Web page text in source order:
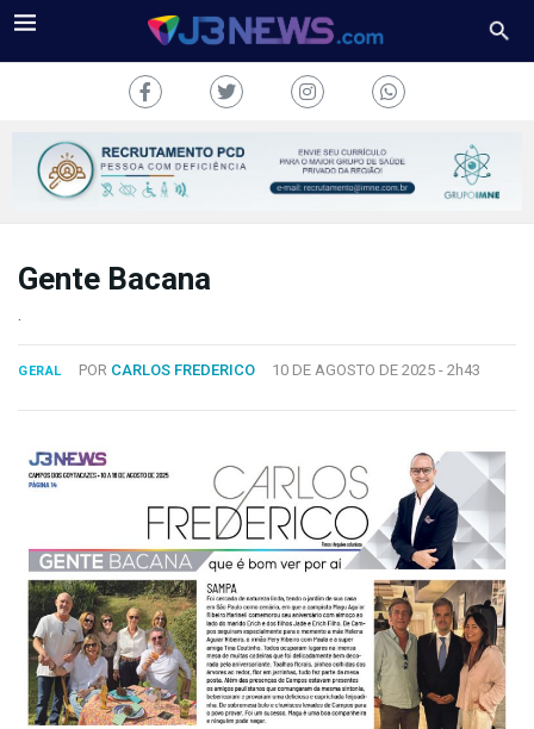
J3NEWS
CONOSCO
Copyright
Desenvolvido
Hesea
Tecnologia
Sistemas
Gente Bacana
GERAL POR CARLOS FREDERICO 10 DE AGOSTO DE 2025 - 2h43